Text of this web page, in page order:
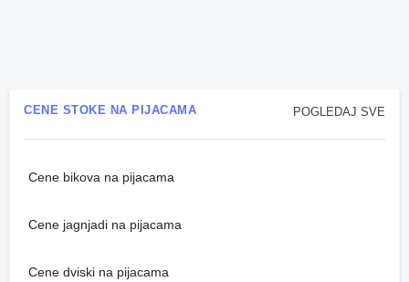
POGLEDAJ SVE
CENE STOKE NA PIJACAMA
Cene bikova na pijacama
Cene jagnjadi na pijacama
Cene dviski na pijacama